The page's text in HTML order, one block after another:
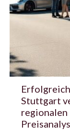
Stuttgart